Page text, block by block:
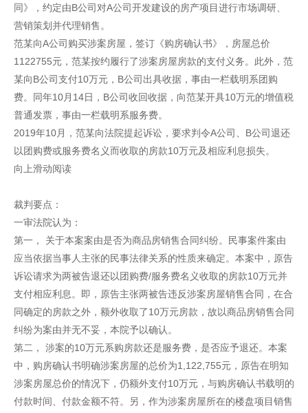
同》，约定由B公司对A公司开发建设的房产项目进行市场调研、
营销策划并代理销售。
范某向A公司购买涉案房屋，签订《购房确认书》，房屋总价
1122755元，范某按约履行了涉案房屋房款的支付义务。此外，范
某向B公司支付10万元，B公司出具收据，事由一栏载明系团购
费。同年10月14日，B公司收回收据，向范某开具10万元的增值税
普通发票，事由一栏载明系服务费。
2019年10月，范某向法院提起诉讼，要求判令A公司、B公司退还
以团购费或服务费名义而收取的房款10万元及相应利息损失。
向上滑动阅读
裁判要点：
一审法院认为：
第一， 关于本案案由是否为商品房销售合同纠纷。民事案件案由
应当依据当事人主张的民事法律关系的性质来确定。本案中，原告
诉讼请求为两被告退还以团购费/服务费名义收取的房款10万元并
支付相应利息。即，原告主张两被告违反涉案房屋销售合同，在合
同确定的房款之外，额外收取了10万元房款，故以商品房销售合同
纠纷为案由并无不妥，本院予以确认。
第二， 涉案的10万元系购房款还是服务费，是否应予退还。本案
中，购房确认书明确涉案房屋的总价为1,122,755元，原告在明知
涉案房屋总价的情况下，仍额外支付10万元，与购房确认书载明的
付款时间、付款金额不符。另，作为涉案房屋所在的楼盘项目销售